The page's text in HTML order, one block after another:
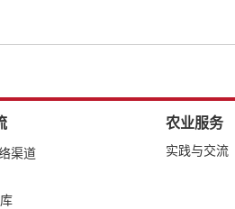
渠道
农业服务
实践与交流